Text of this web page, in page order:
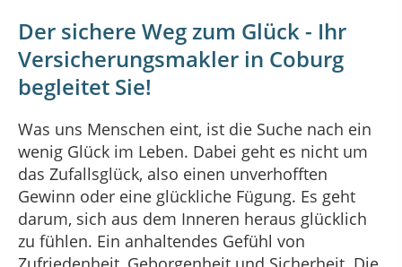
Der sichere Weg zum Glück - Ihr
Versicherungsmakler in Coburg
begleitet Sie!
Was uns Menschen eint, ist die Suche nach ein
wenig Glück im Leben. Dabei geht es nicht um
das Zufallsglück, also einen unverhofften
Gewinn oder eine glückliche Fügung. Es geht
darum, sich aus dem Inneren heraus glücklich
zu fühlen. Ein anhaltendes Gefühl von